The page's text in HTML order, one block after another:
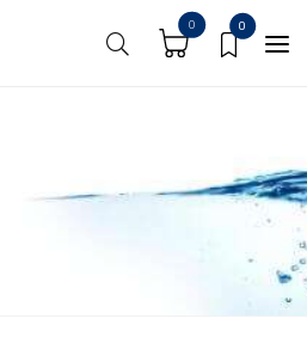
0 0